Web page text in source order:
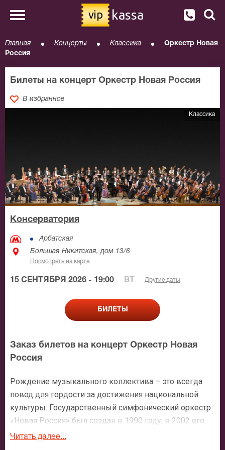
vip kassa
Главная Концерты Классика
Оркестр Новая
Россия
Билеты на концерт Оркестр Новая Россия
В избранное
Классика
Консерватория
Арбатская
Большая Никитская, дом 13/6
Посмотреть на карте
15 СЕНТЯБРЯ 2026 - 19:00 ВТ Другие даты
БИЛЕТЫ
Заказ билетов на концерт Оркестр Новая
Россия
Рождение музыкального коллектива – это всегда
повод для гордости за достижения национальной
культуры. Государственный симфонический оркестр
«Новая Россия» был создан в 1990 году, в 2002 его
возглавил выдающийся музыкант Юрий Башмет.
Читать далее...